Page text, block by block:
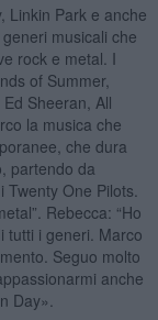
Linkin Park e anche
musicali che
rock e metal. I
of Summer,
Sheeran, All
la musica che
che dura
partendo da
One Pilots.
Rebecca: “Ho
tutti i generi. Marco
Seguo molto
anche
Day».